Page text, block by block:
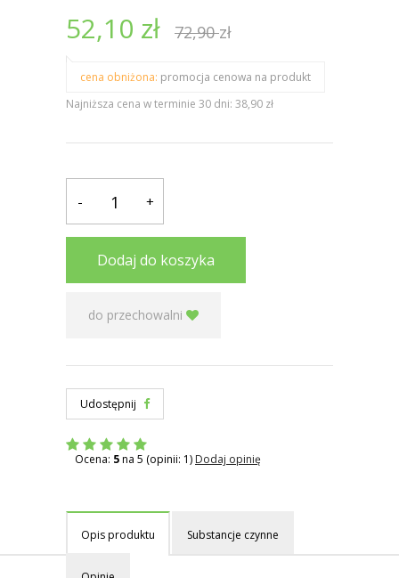
52,10 zł 72,90zł
cena obniżona: promocja cenowa na produkt
Najniższa cena w terminie 30 dni: 38,90 zł
- +
Dodaj do koszyka
do przechowalni
Udostępnij
Ocena: 5na 5 (opinii: 1) Dodaj opinię
Opis produktu Substancje czynne